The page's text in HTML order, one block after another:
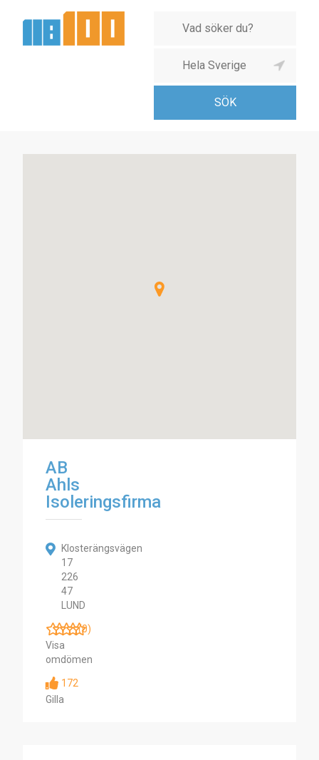
AB
Ahls
Isoleringsfirma
Klosterängsvägen
17
226
47
LUND
(0)
Visa
omdömen
172
Gilla